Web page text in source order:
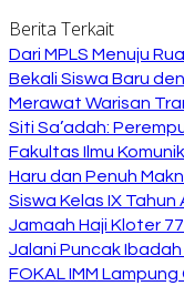
Berita Terkait
Dari MPLS Menuju
Bekali Siswa Baru
Merawat Warisan
Siti Sa’adah:
Fakultas Ilmu
Haru dan Penuh
Siswa Kelas IX
Jamaah Haji Kloter
Jalani Puncak Ibadah
FOKAL IMM